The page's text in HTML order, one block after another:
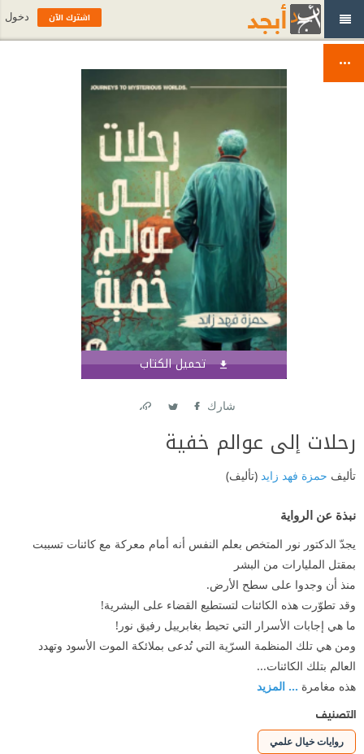
تحميل الكتاب
شارك
رحلات إلى عوالم خفية
تأليف حمزة فهد زايد (تأليف)
نبذة عن الرواية
يجدّ الدكتور نور المتخص بعلم النفس أنه أمام معركة مع كائنات تسببت
بمقتل المليارات من البشر
منذ أن وجدوا على سطح الأرض.
وقد تطوّرت هذه الكائنات لتستطيع القضاء على البشرية!
ما هي إجابات الأسرار التي تحيط بغابرييل رفيق نور!
ومن هي تلك المنظمة السرّية التي تُدعى بملائكة الموت الأسود وتهدد
العالم بتلك الكائنات...
هذه مغامرة ... المزيد
التصنيف
روايات خيال علمي
اشترك الآن دخول